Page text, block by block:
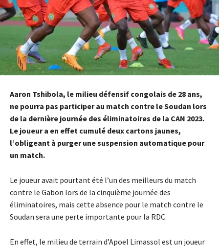
Aaron Tshibola, le milieu défensif congolais de 28 ans,
ne pourra pas participer au match contre le Soudan lors
de la dernière journée des éliminatoires de la CAN 2023.
Le joueur a en effet cumulé deux cartons jaunes,
l’obligeant à purger une suspension automatique pour
un match.
Le joueur avait pourtant été l’un des meilleurs du match
contre le Gabon lors de la cinquième journée des
éliminatoires, mais cette absence pour le match contre le
Soudan sera une perte importante pour la RDC.
En effet, le milieu de terrain d’Apoel Limassol est un joueur